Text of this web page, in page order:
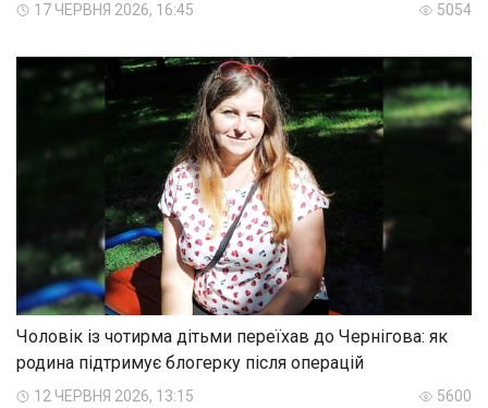
17 ЧЕРВНЯ 2026, 16:45 5054
Чоловік із чотирма дітьми переїхав до Чернігова: як
родина підтримує блогерку після операцій
12 ЧЕРВНЯ 2026, 13:15 5600